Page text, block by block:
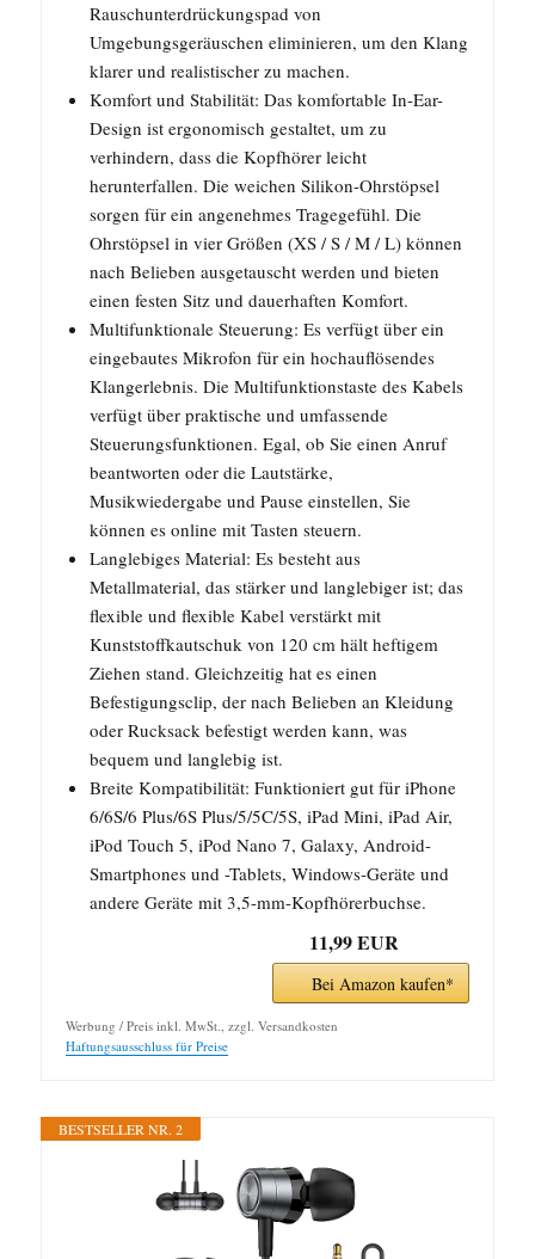
Rauschunterdrückungspad von
Umgebungsgeräuschen eliminieren, um den Klang
klarer und realistischer zu machen.
Komfort und Stabilität: Das komfortable In-Ear-
Design ist ergonomisch gestaltet, um zu
verhindern, dass die Kopfhörer leicht
herunterfallen. Die weichen Silikon-Ohrstöpsel
sorgen für ein angenehmes Tragegefühl. Die
Ohrstöpsel in vier Größen (XS / S / M / L) können
nach Belieben ausgetauscht werden und bieten
einen festen Sitz und dauerhaften Komfort.
Multifunktionale Steuerung: Es verfügt über ein
eingebautes Mikrofon für ein hochauflösendes
Klangerlebnis. Die Multifunktionstaste des Kabels
verfügt über praktische und umfassende
Steuerungsfunktionen. Egal, ob Sie einen Anruf
beantworten oder die Lautstärke,
Musikwiedergabe und Pause einstellen, Sie
können es online mit Tasten steuern.
Langlebiges Material: Es besteht aus
Metallmaterial, das stärker und langlebiger ist; das
flexible und flexible Kabel verstärkt mit
Kunststoffkautschuk von 120 cm hält heftigem
Ziehen stand. Gleichzeitig hat es einen
Befestigungsclip, der nach Belieben an Kleidung
oder Rucksack befestigt werden kann, was
bequem und langlebig ist.
Breite Kompatibilität: Funktioniert gut für iPhone
6/6S/6 Plus/6S Plus/5/5C/5S, iPad Mini, iPad Air,
iPod Touch 5, iPod Nano 7, Galaxy, Android-
Smartphones und -Tablets, Windows-Geräte und
andere Geräte mit 3,5-mm-Kopfhörerbuchse.
11,99 EUR
Bei Amazon kaufen*
Werbung / Preis inkl. MwSt., zzgl. Versandkosten
Haftungsausschluss für Preise
BESTSELLER NR. 2